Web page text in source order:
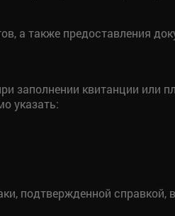
а также предоставления
заполнении квитанции или
указать:
подтвержденной справкой,